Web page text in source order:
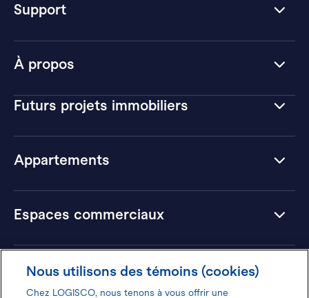
À propos
Futurs projets immobiliers
Appartements
Espaces commerciaux
Hôtels
Support
Nous utilisons des témoins (cookies)
Chez LOGISCO, nous tenons à vous offrir une